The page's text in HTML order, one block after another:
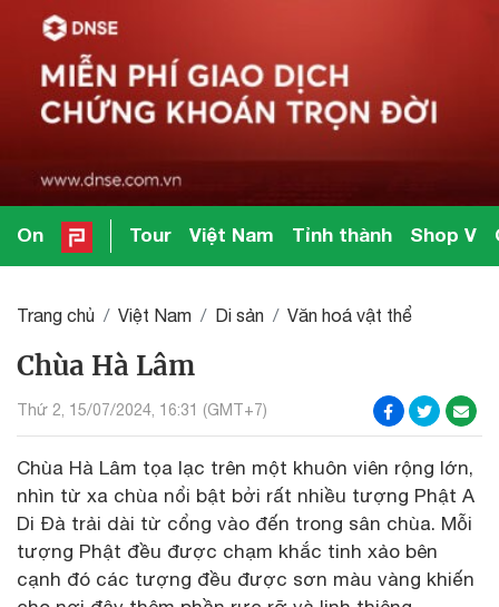
On Tour Việt Nam Tỉnh thành Shop V
Trang chủ Việt Nam Di sản Văn hoá vật thể
Chùa Hà Lâm
Thứ 2, 15/07/2024, 16:31 (GMT+7)
Chùa Hà Lâm tọa lạc trên một khuôn viên rộng lớn,
nhìn từ xa chùa nổi bật bởi rất nhiều tượng Phật A
Di Đà trải dài từ cổng vào đến trong sân chùa. Mỗi
tượng Phật đều được chạm khắc tinh xảo bên
cạnh đó các tượng đều được sơn màu vàng khiến